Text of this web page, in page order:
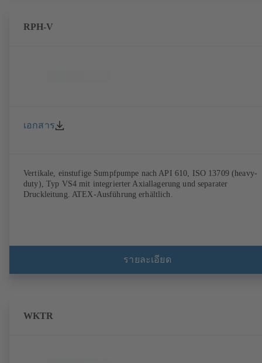
RPH-V
เอกสาร
Vertikale, einstufige Sumpfpumpe nach API 610, ISO 13709 (heavy-
duty), Typ VS4 mit integrierter Axiallagerung und separater
Druckleitung. ATEX-Ausführung erhältlich.
รายละเอียด
WKTR